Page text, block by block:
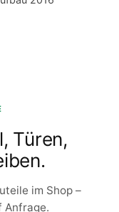
Türen,
im Shop –
Anfrage.